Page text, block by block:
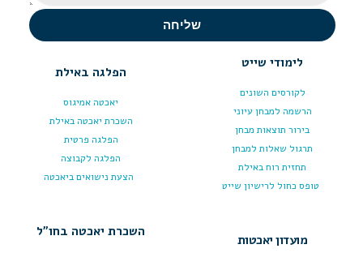
שליחה
לימודי שייט
לקורסים השונים
הרשמה למבחן עיוני
בירור תוצאות מבחן
תרגול שאלות למבחן
תחזית רוח באילת
טופס כחול לרישיון שייט
הפלגה באילת
יאכטה אמיגוס
השכרת יאכטה באילת
הפלגה פרטית
הפלגה לקבוצה
הצעת נישואים ביאכטה
מועדון יאכטות
השכרת יאכטה בחו"ל